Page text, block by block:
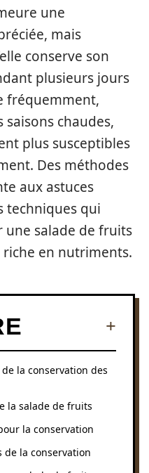
une
mais
conserve son
plusieurs jours
fréquemment,
chaudes,
plus susceptibles
Des méthodes
aux astuces
techniques qui
salade de fruits
en nutriments.
la conservation des
la salade de fruits
la conservation
de la conservation